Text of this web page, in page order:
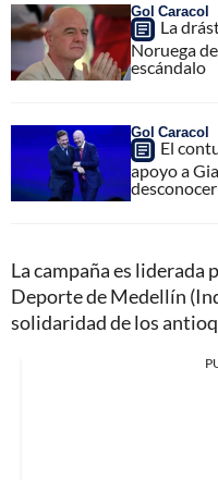
Gol Caracol
La
Noruega
escándalo
Gol Caracol
El
apoyo a
La campaña es
Deporte de Medellín
solidaridad de los